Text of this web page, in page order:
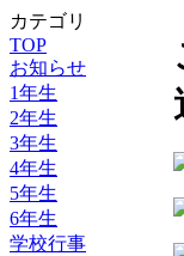
カテゴリ
TOP
お知らせ
1年生
2年生
3年生
4年生
5年生
6年生
学校行事